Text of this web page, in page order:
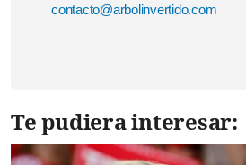
contacto@arbolinvertido.com
Te pudiera interesar: